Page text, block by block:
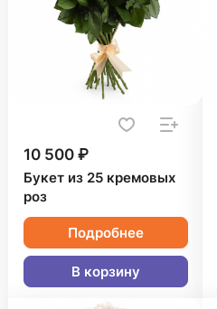
10 500 ₽
Букет из 25 кремовых
роз
Подробнее
В корзину